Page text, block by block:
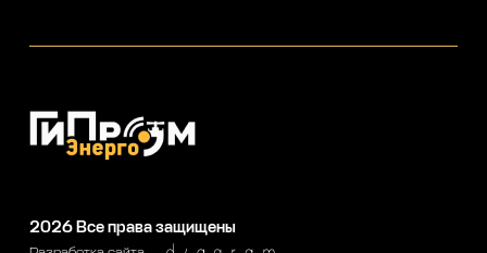
2026Все права защищены